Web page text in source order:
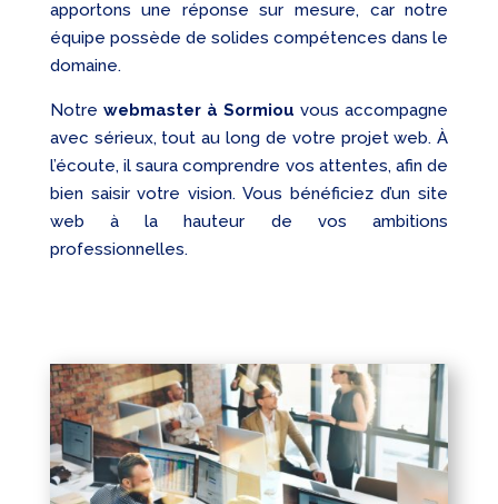
apportons une réponse sur mesure, car notre
équipe possède de solides compétences dans le
domaine.
Notre webmaster à Sormiou vous accompagne
avec sérieux, tout au long de votre projet web. À
l’écoute, il saura comprendre vos attentes, afin de
bien saisir votre vision. Vous bénéficiez d’un site
web à la hauteur de vos ambitions
professionnelles.